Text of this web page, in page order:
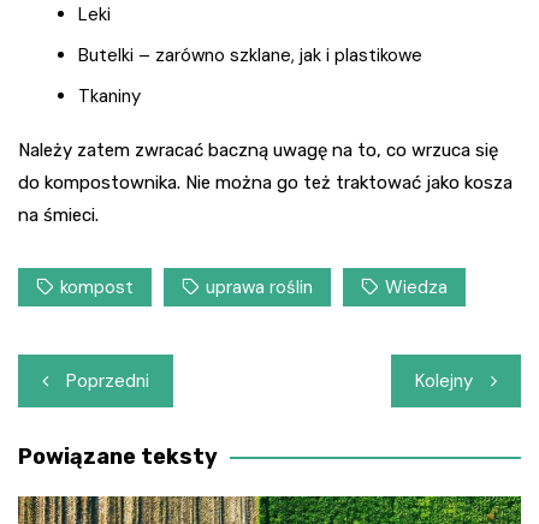
Leki
Butelki – zarówno szklane, jak i plastikowe
Tkaniny
Należy zatem zwracać baczną uwagę na to, co wrzuca się
do kompostownika. Nie można go też traktować jako kosza
na śmieci.
kompost uprawa roślin Wiedza
Nawigacja
wpisu
Poprzedni Kolejny
Powiązane teksty